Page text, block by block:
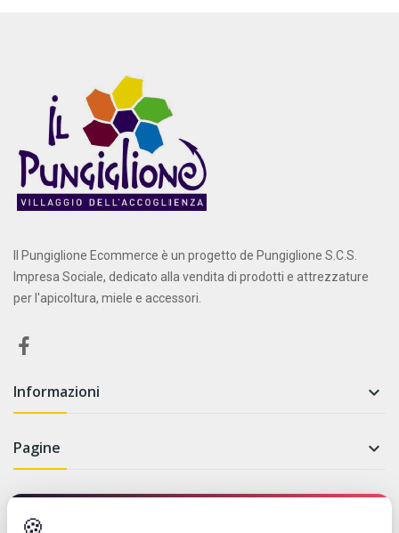
Il Pungiglione Ecommerce è un progetto de Pungiglione S.C.S.
Impresa Sociale, dedicato alla vendita di prodotti e attrezzature
per l'apicoltura, miele e accessori.
Informazioni 
Pagine 
Newsletter